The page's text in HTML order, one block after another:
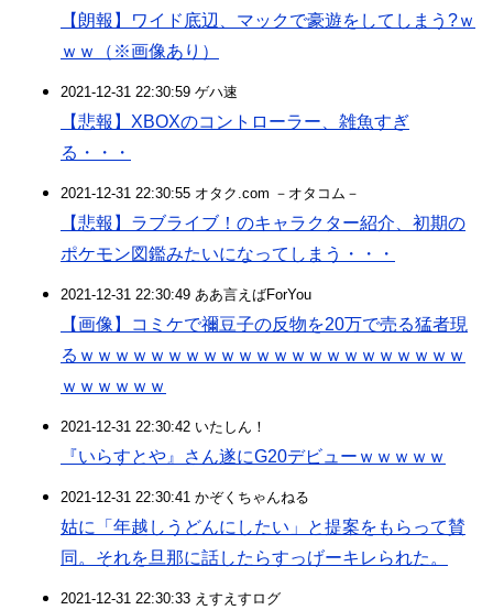
【朗報】ワイド底辺、マックで豪遊をしてしまう?ｗ
ｗｗ（※画像あり）
2021-12-31 22:30:59 ゲハ速
【悲報】XBOXのコントローラー、雑魚すぎ
る・・・
2021-12-31 22:30:55 オタク.com －オタコム－
【悲報】ラブライブ！のキャラクター紹介、初期の
ポケモン図鑑みたいになってしまう・・・
2021-12-31 22:30:49 ああ言えばForYou
【画像】コミケで禰豆子の反物を20万で売る猛者現
るｗｗｗｗｗｗｗｗｗｗｗｗｗｗｗｗｗｗｗｗｗｗ
ｗｗｗｗｗｗ
2021-12-31 22:30:42 いたしん！
『いらすとや』さん遂にG20デビューｗｗｗｗｗ
2021-12-31 22:30:41 かぞくちゃんねる
姑に「年越しうどんにしたい」と提案をもらって賛
同。それを旦那に話したらすっげーキレられた。
2021-12-31 22:30:33 えすえすログ